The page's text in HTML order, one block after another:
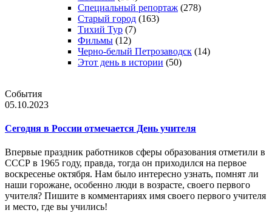
Специальный репортаж (278)
Старый город (163)
Тихий Тур (7)
Фильмы (12)
Черно-белый Петрозаводск (14)
Этот день в истории (50)
События
05.10.2023
Сегодня в России отмечается День учителя
Впервые праздник работников сферы образования отметили в
СССР в 1965 году, правда, тогда он приходился на первое
воскресенье октября. Нам было интересно узнать, помнят ли
наши горожане, особенно люди в возрасте, своего первого
учителя? Пишите в комментариях имя своего первого учителя
и место, где вы учились!